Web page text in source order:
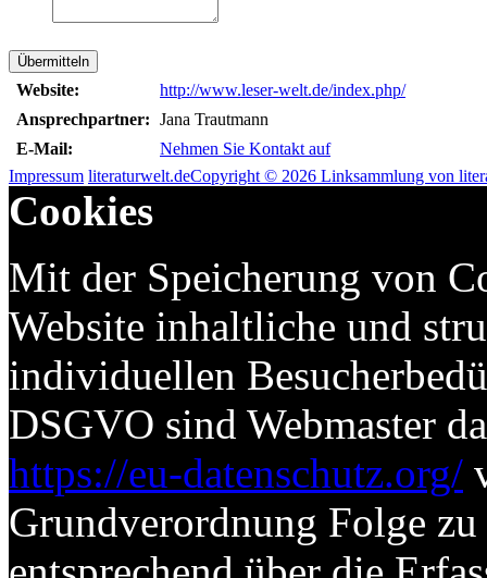
Übermitteln
Website:
http://www.leser-welt.de/index.php/
Ansprechpartner: Jana Trautmann
E-Mail:
Nehmen Sie Kontakt auf
Impressum literaturwelt.deCopyright © 2026 Linksammlung von
Cookies
Mit der Speicherung von
Website inhaltliche und
individuellen
DSGVO sind Webmaster
https://eu-datenschutz.org/
Grundverordnung Folge